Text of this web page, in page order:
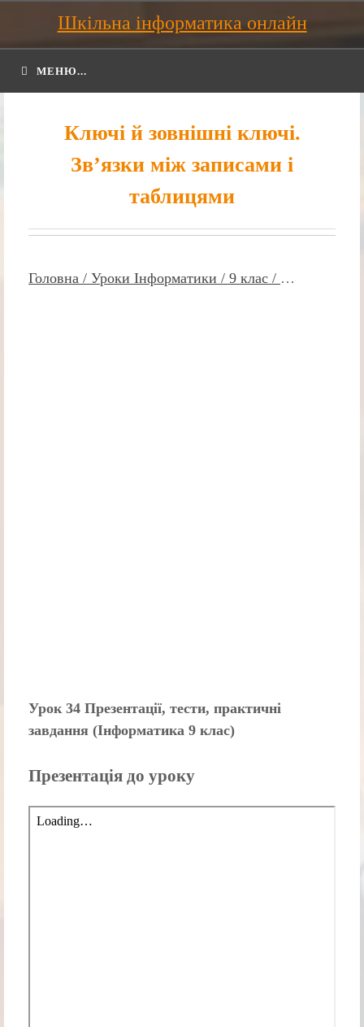
Шкільна інформатика онлайн
МЕНЮ...
Ключі й зовнішні ключі.
Зв’язки між записами і
таблицями
Головна / Уроки Інформатики / 9 клас / …
Урок 34 Презентації, тести, практичні
завдання (Інформатика 9 клас)
Презентація до уроку